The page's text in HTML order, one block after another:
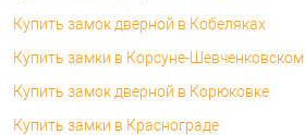
Купить замок дверной в Кобеляках
Купить замки в Корсуне-Шевченковском
Купить замок дверной в Корюковке
Купить замки в Краснограде